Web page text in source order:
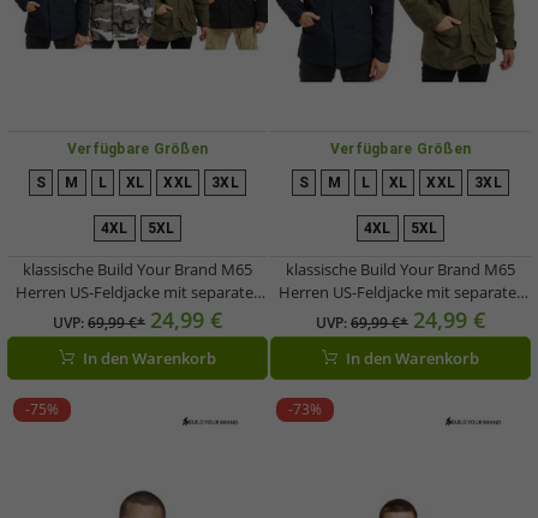
Verfügbare Größen
S M L XL XXL 3XL
4XL 5XL
klassische Build Your Brand M65
Herren US-Feldjacke mit separater
Innenjacke Baumwoll-Jacke in Navy-
Blau, Grau/Schwarz/Weiß, Oliv-Grün
und Schwarz
UVP:69,99 €* 24,99 €
In den Warenkorb
Verfügbare Größen
S M L XL XXL 3XL
4XL 5XL
klassische Build Your Brand M65
Herren US-Feldjacke mit separater
Innenjacke B3108 in Navy-Blau oder
Oliv-Grün
UVP:69,99 €* 24,99 €
In den Warenkorb
-75% -73%